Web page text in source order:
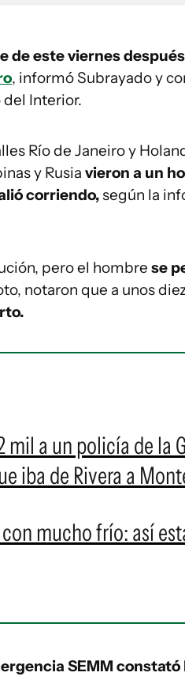
de este viernes
, informó Subrayado y
Interior.
Río de Janeiro y
y Rusia vieron a un
corriendo,según la
pero el hombre se
notaron que a unos
a un policía de la
iba de Rivera a
mucho frío: así
SEMM